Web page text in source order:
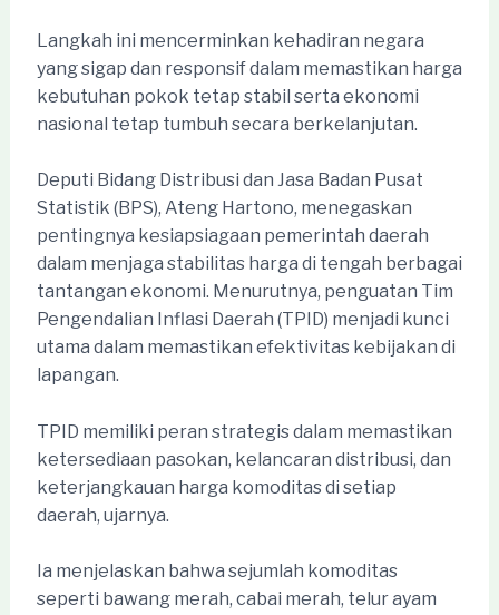
Langkah ini mencerminkan kehadiran negara
yang sigap dan responsif dalam memastikan harga
kebutuhan pokok tetap stabil serta ekonomi
nasional tetap tumbuh secara berkelanjutan.
Deputi Bidang Distribusi dan Jasa Badan Pusat
Statistik (BPS), Ateng Hartono, menegaskan
pentingnya kesiapsiagaan pemerintah daerah
dalam menjaga stabilitas harga di tengah berbagai
tantangan ekonomi. Menurutnya, penguatan Tim
Pengendalian Inflasi Daerah (TPID) menjadi kunci
utama dalam memastikan efektivitas kebijakan di
lapangan.
TPID memiliki peran strategis dalam memastikan
ketersediaan pasokan, kelancaran distribusi, dan
keterjangkauan harga komoditas di setiap
daerah, ujarnya.
Ia menjelaskan bahwa sejumlah komoditas
seperti bawang merah, cabai merah, telur ayam